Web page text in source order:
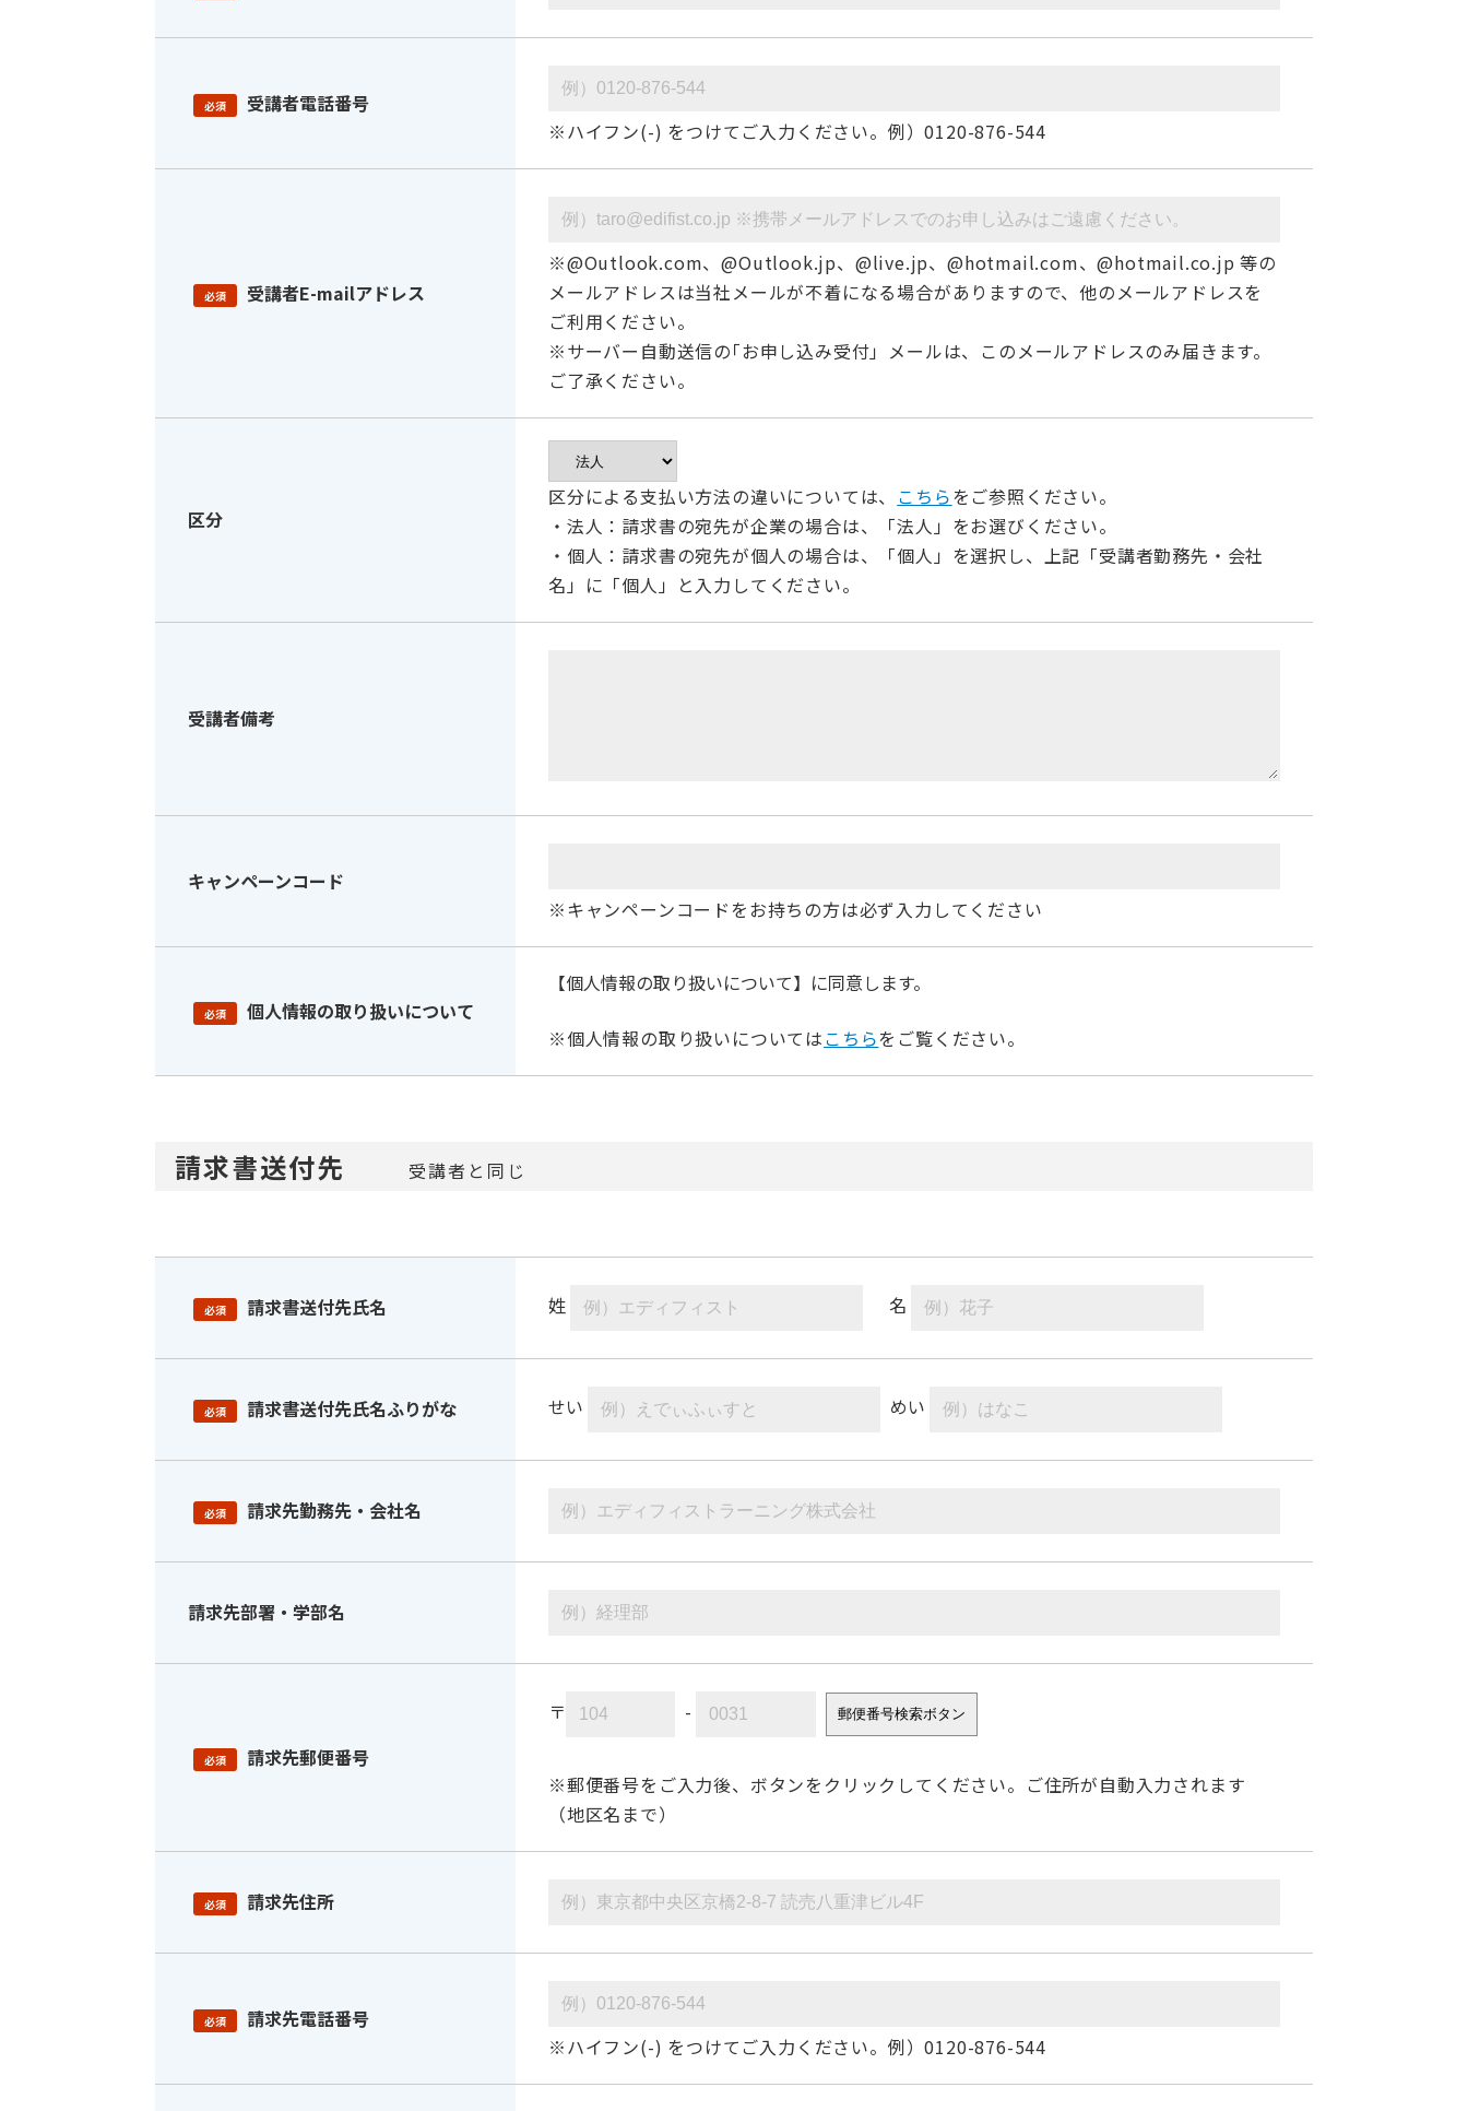
必須
受講者電話番号
※ハイフン(-) をつけてご入力ください。例）0120-876-544
必須 受講者E-mailアドレス
※@Outlook.com、@Outlook.jp、@live.jp、@hotmail.com、@hotmail.co.jp 等の
メールアドレスは当社メールが不着になる場合がありますので、他のメールアドレスを
ご利用ください。
※サーバー自動送信の｢お申し込み受付」メールは、このメールアドレスのみ届きます。
ご了承ください。
区分
区分による支払い方法の違いについては、 こちらをご参照ください。
・法人：請求書の宛先が企業の場合は、「法人」をお選びください。
・個人：請求書の宛先が個人の場合は、「個人」を選択し、上記「受講者勤務先・会社
名」に「個人」と入力してください。
受講者備考
キャンペーンコード
※キャンペーンコードをお持ちの方は必ず入力してください
必須 個人情報の取り扱いについて
【個人情報の取り扱いについて】に同意します。
※個人情報の取り扱いについてはこちらをご覧ください。
請求書送付先 受講者と同じ
必須 請求書送付先氏名 姓 名
必須 請求書送付先氏名ふりがな せい めい
必須 請求先勤務先・会社名
請求先部署・学部名
必須 請求先郵便番号
〒 - 郵便番号検索ボタン
※郵便番号をご入力後、ボタンをクリックしてください。ご住所が自動入力されます
（地区名まで）
必須 請求先住所
必須
請求先電話番号
※ハイフン(-) をつけてご入力ください。例）0120-876-544